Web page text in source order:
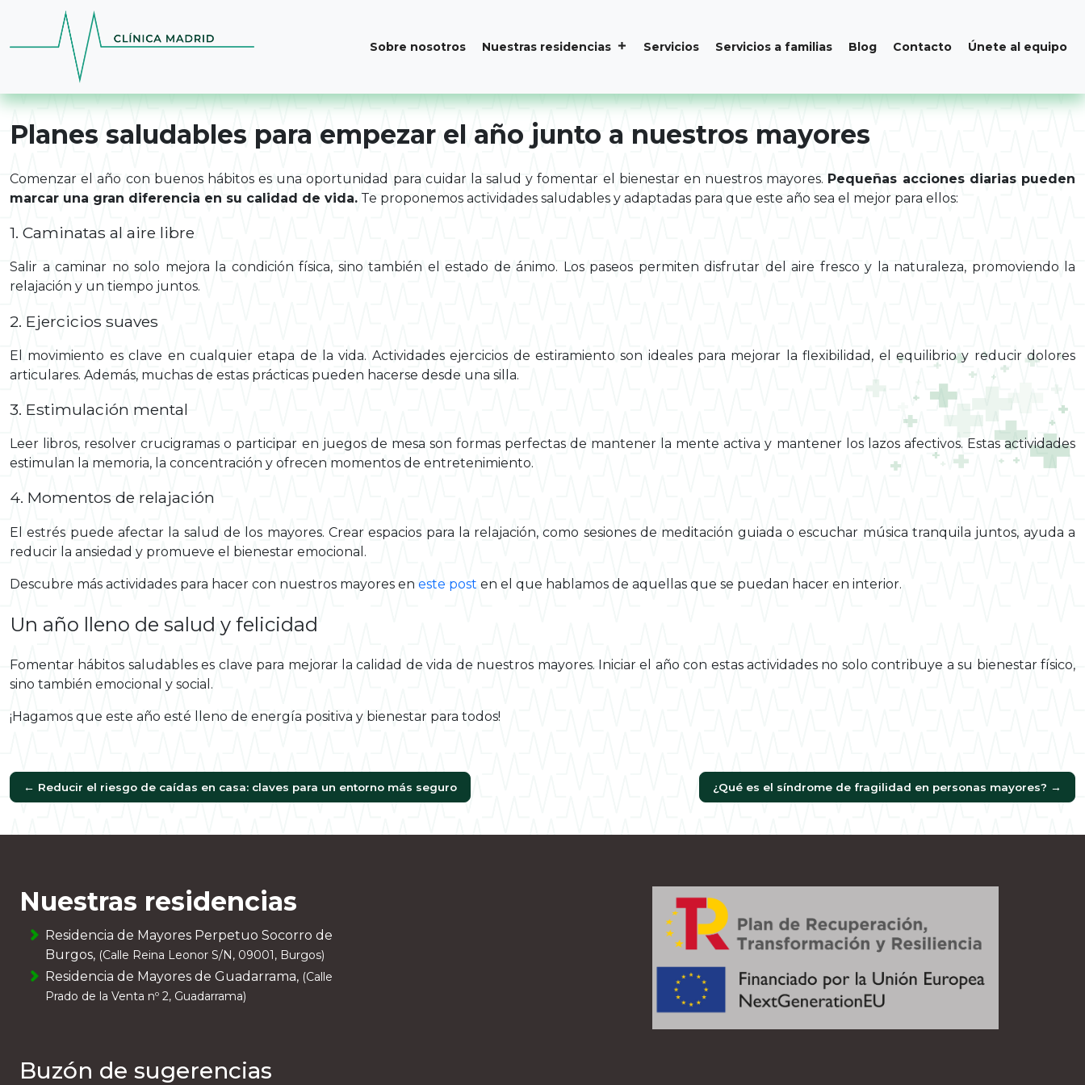
Skip to main content
Sobre nosotros Nuestras residencias Servicios Servicios a familias Blog Contacto Únete al equipo
Planes saludables para empezar el año junto a nuestros mayores
Comenzar el año con buenos hábitos es una oportunidad para cuidar la salud y fomentar el bienestar en nuestros mayores. Pequeñas acciones diarias pueden
marcar una gran diferencia en su calidad de vida. Te proponemos actividades saludables y adaptadas para que este año sea el mejor para ellos:
1. Caminatas al aire libre
Salir a caminar no solo mejora la condición física, sino también el estado de ánimo. Los paseos permiten disfrutar del aire fresco y la naturaleza, promoviendo la
relajación y un tiempo juntos.
2. Ejercicios suaves
El movimiento es clave en cualquier etapa de la vida. Actividades ejercicios de estiramiento son ideales para mejorar la flexibilidad, el equilibrio y reducir dolores
articulares. Además, muchas de estas prácticas pueden hacerse desde una silla.
3. Estimulación mental
Leer libros, resolver crucigramas o participar en juegos de mesa son formas perfectas de mantener la mente activa y mantener los lazos afectivos. Estas actividades
estimulan la memoria, la concentración y ofrecen momentos de entretenimiento.
4. Momentos de relajación
El estrés puede afectar la salud de los mayores. Crear espacios para la relajación, como sesiones de meditación guiada o escuchar música tranquila juntos, ayuda a
reducir la ansiedad y promueve el bienestar emocional.
Descubre más actividades para hacer con nuestros mayores en este post en el que hablamos de aquellas que se puedan hacer en interior.
Un año lleno de salud y felicidad
Fomentar hábitos saludables es clave para mejorar la calidad de vida de nuestros mayores. Iniciar el año con estas actividades no solo contribuye a su bienestar físico,
sino también emocional y social.
¡Hagamos que este año esté lleno de energía positiva y bienestar para todos!
← Reducir el riesgo de caídas en casa: claves para un entorno más seguro ¿Qué es el síndrome de fragilidad en personas mayores? →
Nuestras residencias
Residencia de Mayores Perpetuo Socorro de
Burgos, (Calle Reina Leonor S/N, 09001, Burgos)
Residencia de Mayores de Guadarrama, (Calle
Prado de la Venta nº 2, Guadarrama)
Buzón de sugerencias